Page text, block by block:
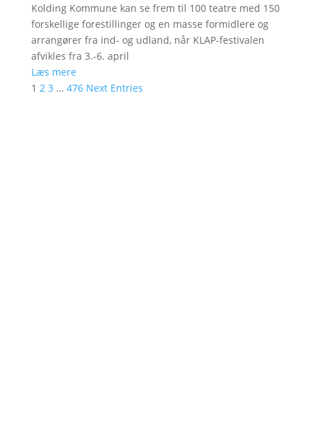
Kolding Kommune kan se frem til 100 teatre med 150
forskellige forestillinger og en masse formidlere og
arrangører fra ind- og udland, når KLAP-festivalen
afvikles fra 3.-6. april
Læs mere
1 2 3 … 476 Next Entries